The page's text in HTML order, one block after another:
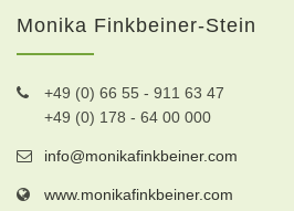
Monika Finkbeiner-Stein
+49 (0) 66 55 - 911 63 47
+49 (0) 178 - 64 00 000
info@monikafinkbeiner.com
www.monikafinkbeiner.com